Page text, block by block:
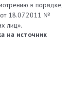
в порядке,
18.07.2011 №
лиц».
на источник